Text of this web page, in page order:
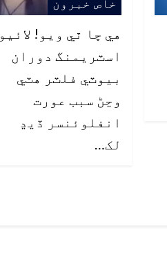
هي ڇا ٿي ويو! لائيو
اسٽريمنگ دوران
بيوٽي فلٽر هٽي
وڃڻ سبب عورت
انفلوئنسر ڏيڍ
لک…